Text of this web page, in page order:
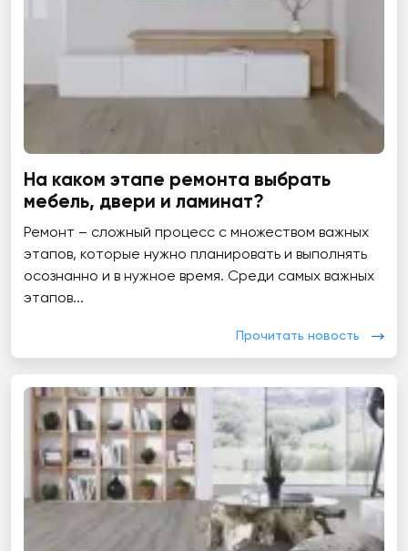
На каком этапе ремонта выбрать
мебель, двери и ламинат?
Ремонт – сложный процесс с множеством важных
этапов, которые нужно планировать и выполнять
осознанно и в нужное время. Среди самых важных
этапов...
Прочитать новость